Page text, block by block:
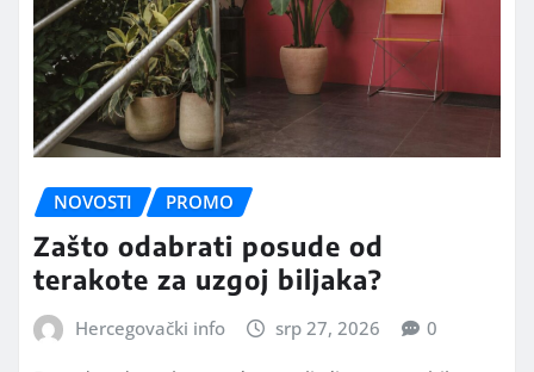
NOVOSTI PROMO
Zašto odabrati posude od
terakote za uzgoj biljaka?
Hercegovački info srp 27, 2026 0